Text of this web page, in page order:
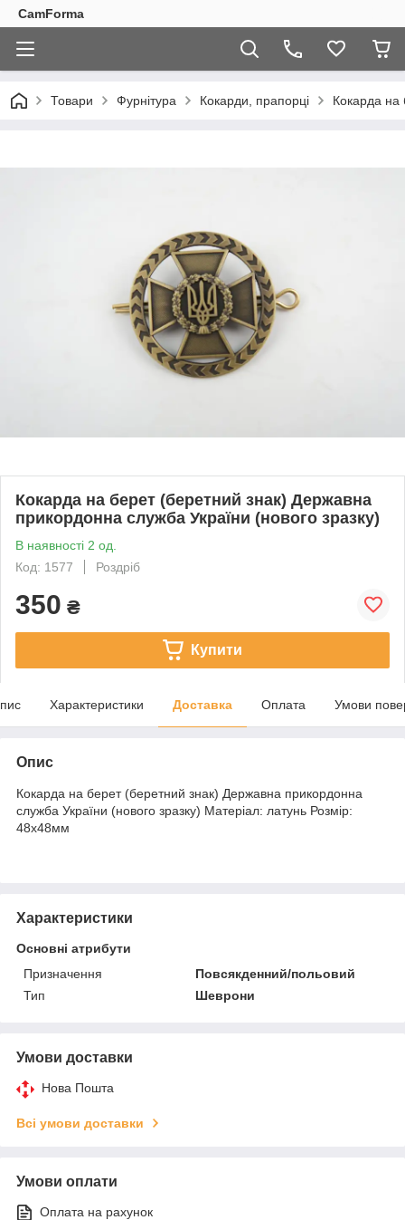
CamForma
Товари Фурнітура Кокарди, прапорці Кокарда на
Кокарда на берет (беретний знак) Державна
прикордонна служба України (нового зразку)
В наявності 2 од.
Код: 1577
Роздріб
350 ₴
Купити
Характеристики Доставка Оплата Умови
Опис
Кокарда на берет (беретний знак) Державна прикордонна
служба України (нового зразку) Матеріал: латунь Розмір:
48х48мм
Характеристики
Основні атрибути
Призначення
Повсякденний/польовий
Тип
Шеврони
Умови доставки
Нова Пошта
Всі умови доставки
Умови оплати
Оплата на рахунок